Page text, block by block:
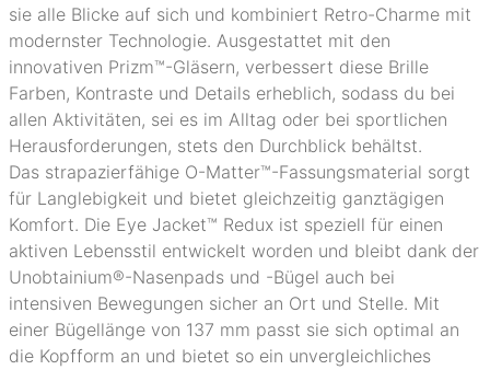
sie alle Blicke auf sich und kombiniert Retro-Charme mit
modernster Technologie. Ausgestattet mit den
innovativen Prizm™-Gläsern, verbessert diese Brille
Farben, Kontraste und Details erheblich, sodass du bei
allen Aktivitäten, sei es im Alltag oder bei sportlichen
Herausforderungen, stets den Durchblick behältst.
Das strapazierfähige O-Matter™-Fassungsmaterial sorgt
für Langlebigkeit und bietet gleichzeitig ganztägigen
Komfort. Die Eye Jacket™ Redux ist speziell für einen
aktiven Lebensstil entwickelt worden und bleibt dank der
Unobtainium®-Nasenpads und -Bügel auch bei
intensiven Bewegungen sicher an Ort und Stelle. Mit
einer Bügellänge von 137 mm passt sie sich optimal an
die Kopfform an und bietet so ein unvergleichliches